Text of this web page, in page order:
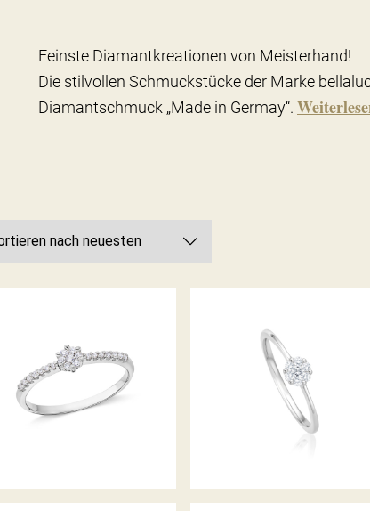
Feinste Diamantkreationen von Meisterhand!
Die stilvollen Schmuckstücke der Marke
Diamantschmuck „Made in Germay“.
BELLA LUCE DIAMANTRING BELLA LUCE DIAMANTRING